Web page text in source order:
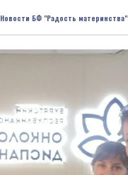
Новости БФ "Радость материнства"